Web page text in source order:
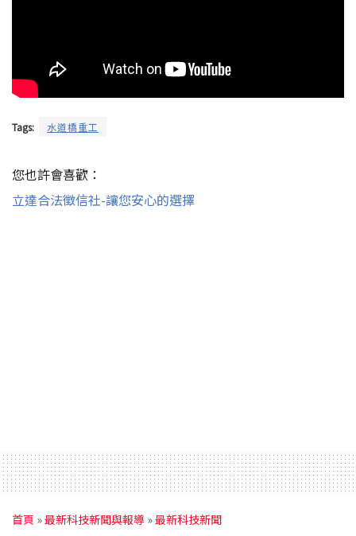
Tags: 水道橋重工
您也許會喜歡：
立達合法徵信社-讓您安心的選擇
首頁 »最新科技新聞與報導 »最新科技新聞